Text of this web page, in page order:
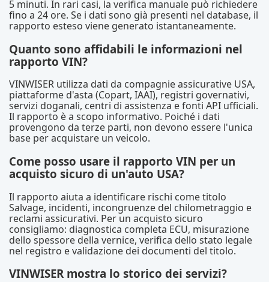
5 minuti. In rari casi, la verifica manuale può richiedere
fino a 24 ore. Se i dati sono già presenti nel database, il
rapporto esteso viene generato istantaneamente.
Quanto sono affidabili le informazioni nel
rapporto VIN?
VINWISER utilizza dati da compagnie assicurative USA,
piattaforme d'asta (Copart, IAAI), registri governativi,
servizi doganali, centri di assistenza e fonti API ufficiali.
Il rapporto è a scopo informativo. Poiché i dati
provengono da terze parti, non devono essere l'unica
base per acquistare un veicolo.
Come posso usare il rapporto VIN per un
acquisto sicuro di un'auto USA?
Il rapporto aiuta a identificare rischi come titolo
Salvage, incidenti, incongruenze del chilometraggio e
reclami assicurativi. Per un acquisto sicuro
consigliamo: diagnostica completa ECU, misurazione
dello spessore della vernice, verifica dello stato legale
nel registro e validazione dei documenti del titolo.
VINWISER mostra lo storico dei servizi?